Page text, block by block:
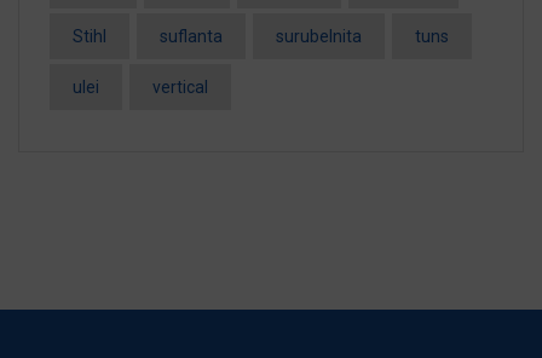
Stihl suflanta surubelnita tuns
ulei vertical